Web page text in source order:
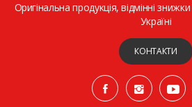
Оригінальна продукція, відмінні
Україні
КОНТАКТИ